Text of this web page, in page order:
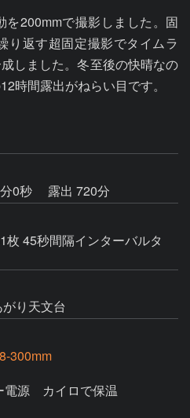
200mmで撮影しました。固
り返す超固定撮影でタイムラ
しました。冬至後の快晴なの
時間露出がねらい目です。
0秒
露出 720分
枚 45秒間隔インターバルタ
り天文台
300mm
源　カイロで保温